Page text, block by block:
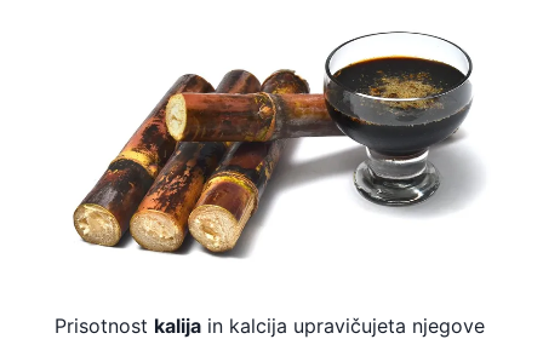
Prisotnost kalija in kalcija upravičujeta njegove